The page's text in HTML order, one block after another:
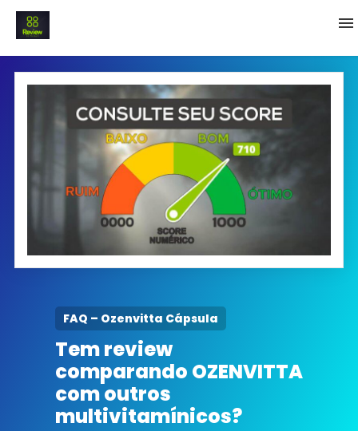
INICIO
Termo e Condições
Política Privacidade
SOBRE NÓS
FAQ – Ozenvitta Cápsula
Tem review
comparando OZENVITTA
com outros
multivitamínicos?